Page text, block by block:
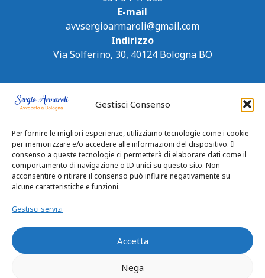
Gestisci Consenso
Per fornire le migliori esperienze, utilizziamo tecnologie come i cookie
per memorizzare e/o accedere alle informazioni del dispositivo. Il
consenso a queste tecnologie ci permetterà di elaborare dati come il
comportamento di navigazione o ID unici su questo sito. Non
acconsentire o ritirare il consenso può influire negativamente su
alcune caratteristiche e funzioni.
Gestisci servizi
Accetta
Nega
E-mail
avvsergioarmaroli@gmail.com
Indirizzo
Via Solferino, 30, 40124 Bologna BO